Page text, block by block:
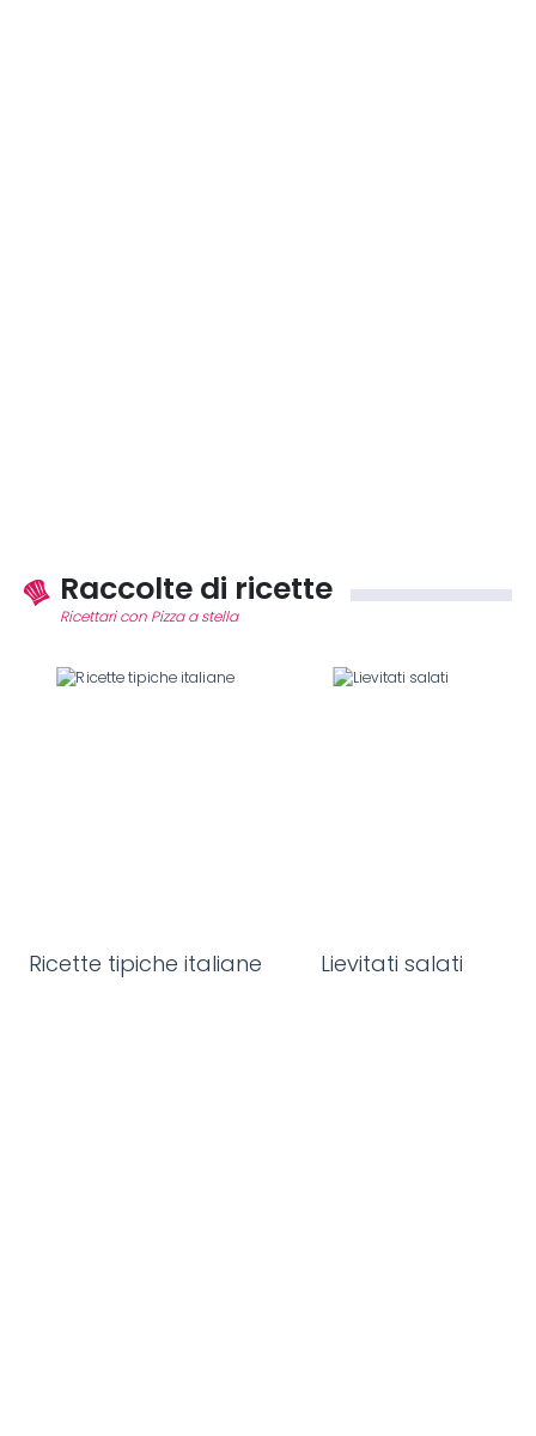
Raccolte di ricette
Ricettari con Pizza a stella
Ricette tipiche italiane Lievitati salati